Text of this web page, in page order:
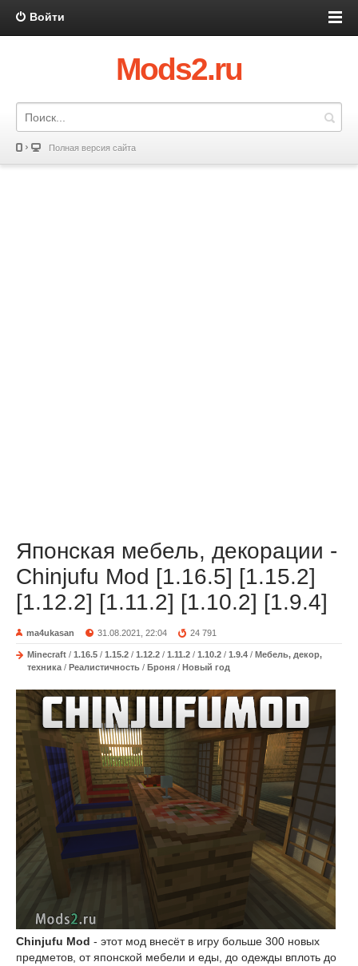
Войти
Mods2.ru
Полная версия сайта
Японская мебель, декорации -
Chinjufu Mod [1.16.5] [1.15.2]
[1.12.2] [1.11.2] [1.10.2] [1.9.4]
ma4ukasan 31.08.2021, 22:04 24 791
Minecraft / 1.16.5 / 1.15.2 / 1.12.2 / 1.11.2 / 1.10.2 / 1.9.4 / Мебель, декор,
техника / Реалистичность / Броня / Новый год
Chinjufu Mod - этот мод внесёт в игру больше 300 новых
предметов, от японской мебели и еды, до одежды вплоть до